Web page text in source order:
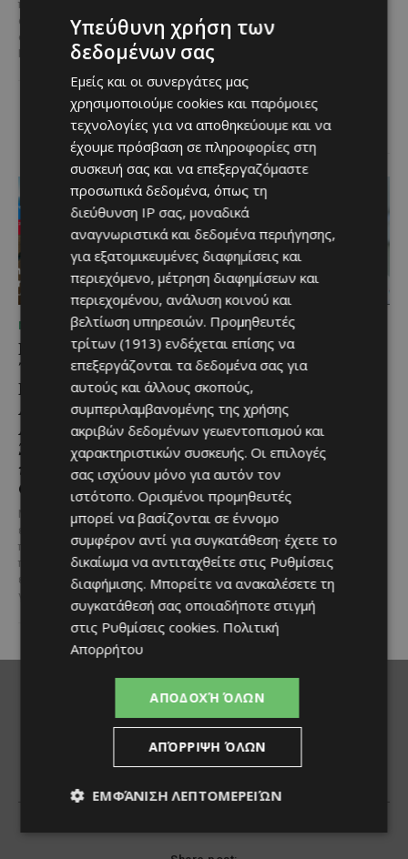
πεποίθηση ότι ο τουρισμός
αποτελεί μία από τις
σημαντικότερες βιομηχανίες της
Κύπρου και διαχρονικά...
Ανάμεσα στα πιο
χαρακτηριστικά φαγητά της
κυπριακής παραδοσιακής
κουζίνας ξεχωρίζει ο
Λευκαρίτικος τταβάς, ένα
φαγητό που συνδέεται
άρρηκτα...
ΜΈΝΟΥΜΕ ΕΝΗΜΕΡΩΜΈΝΟΙ
Εμβληματική
Τουριστική Έκταση στην
Παραλιακή Ζώνη
Αλαμινού με
Αδειοδοτημένη
Ξενοδοχειακή Ανάπτυξη
και Πανοραμική Θέα της
Θάλασσας
Μια εξαιρετικά σπάνια
επενδυτική ευκαιρία
παρουσιάζεται στην παραλιακή
περιοχή του Αλαμινού, στην
επαρχία Λάρνακας. Πρόκειται
για τρία συνεχόμενα...
ΜΈΝΟΥΜΕ ΕΝΗΜΕΡΩΜΈΝΟΙ
Επένδυση €31 εκατ. για
εκσυγχρονισμό των
Υπηρεσιών Κοινωνικής
Ευημερίας
Το έργο υλοποιείται στο πλαίσιο
του Προγράμματος Πολιτικής
Συνοχής «ΘΑΛΕΙΑ2021-2027», με
τη συγχρηματοδότησης της ΕΕ
Σε μία από τις...
Υπεύθυνη χρήση των
δεδομένων σας
Εμείς και οι συνεργάτες μας
χρησιμοποιούμε cookies και παρόμοιες
τεχνολογίες για να αποθηκεύουμε και να
έχουμε πρόσβαση σε πληροφορίες στη
συσκευή σας και να επεξεργαζόμαστε
προσωπικά δεδομένα, όπως τη
διεύθυνση IP σας, μοναδικά
αναγνωριστικά και δεδομένα περιήγησης,
για εξατομικευμένες διαφημίσεις και
περιεχόμενο, μέτρηση διαφημίσεων και
περιεχομένου, ανάλυση κοινού και
βελτίωση υπηρεσιών. Προμηθευτές
τρίτων (1913) ενδέχεται επίσης να
επεξεργάζονται τα δεδομένα σας για
αυτούς και άλλους σκοπούς,
συμπεριλαμβανομένης της χρήσης
ακριβών δεδομένων γεωεντοπισμού και
χαρακτηριστικών συσκευής. Οι επιλογές
σας ισχύουν μόνο για αυτόν τον
ιστότοπο. Ορισμένοι προμηθευτές
μπορεί να βασίζονται σε έννομο
συμφέρον αντί για συγκατάθεση· έχετε το
δικαίωμα να αντιταχθείτε στις Ρυθμίσεις
διαφήμισης. Μπορείτε να ανακαλέσετε τη
συγκατάθεσή σας οποιαδήποτε στιγμή
στις Ρυθμίσεις cookies. Πολιτική
Απορρήτου
ΑΠΟΔΟΧΉ ΌΛΩΝ
ΑΠΌΡΡΙΨΗ ΌΛΩΝ
ΕΜΦΆΝΙΣΗ ΛΕΠΤΟΜΕΡΕΙΏΝ